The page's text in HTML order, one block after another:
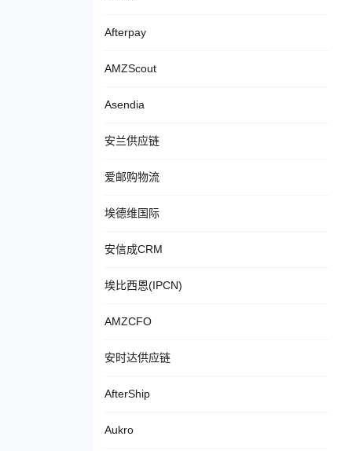
Afterpay
AMZScout
Asendia
安兰供应链
爱邮购物流
埃德维国际
安信成CRM
埃比西恩(IPCN)
AMZCFO
安时达供应链
AfterShip
Aukro